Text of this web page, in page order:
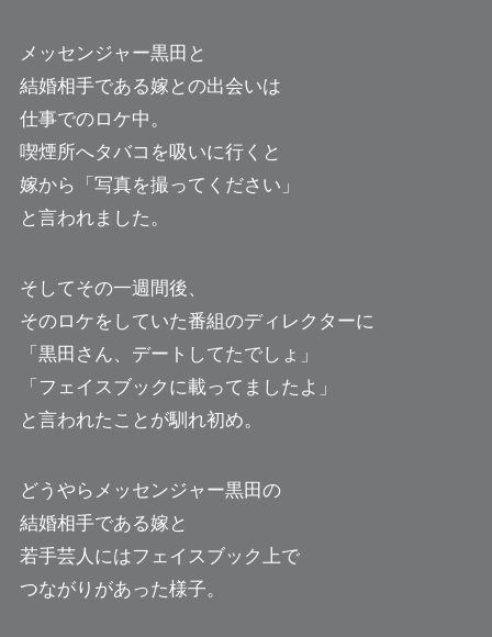
メッセンジャー黒田と
結婚相手である嫁との出会いは
仕事でのロケ中。
喫煙所へタバコを吸いに行くと
嫁から「写真を撮ってください」
と言われました。
そしてその一週間後、
そのロケをしていた番組のディレクターに
「黒田さん、デートしてたでしょ」
「フェイスブックに載ってましたよ」
と言われたことが馴れ初め。
どうやらメッセンジャー黒田の
結婚相手である嫁と
若手芸人にはフェイスブック上で
つながりがあった様子。